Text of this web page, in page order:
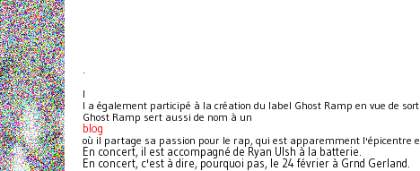
I
l a également participé à la création du label Ghost Ramp en vue de
Ghost Ramp sert aussi de nom à un
blog
où il partage sa passion pour le rap, qui est apparemment l'épicentre
En concert, il est accompagné de Ryan Ulsh à la batterie.
En concert, c'est à dire, pourquoi pas, le 24 février à Grnd Gerland.